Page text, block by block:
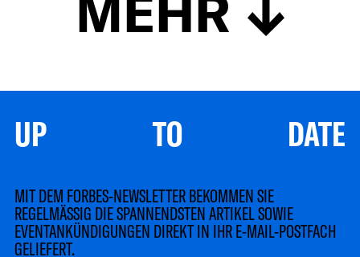
UP TO DATE
MIT DEM FORBES-NEWSLETTER BEKOMMEN SIE
REGELMÄSSIG DIE SPANNENDSTEN ARTIKEL SOWIE
EVENTANKÜNDIGUNGEN DIREKT IN IHR E-MAIL-POSTFACH
GELIEFERT.